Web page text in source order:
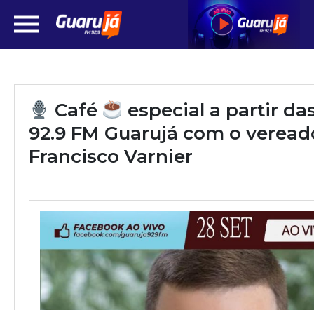
Café
especial a partir
92.9 FM Guarujá com o
Francisco Varnier